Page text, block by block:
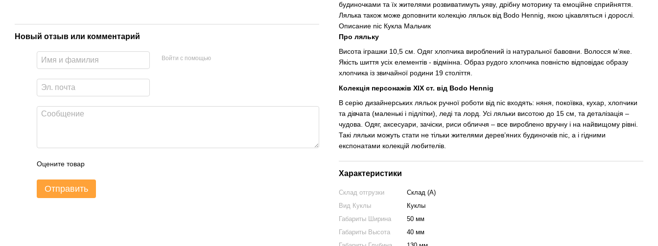
Новый отзыв или комментарий
Войти с помощью
Оцените товар
Отправить
будиночками та їх жителями розвиватимуть уяву, дрібну моторику та емоційне сприйняття.
Лялька також може доповнити колекцію ляльок від Bodo Hennig, якою цікавляться і дорослі.
Описание nic Кукла Мальчик
Про ляльку
Висота іграшки 10,5 см. Одяг хлопчика вироблений із натуральної бавовни. Волосся м’яке.
Якість шиття усіх елементів - відмінна. Образ рудого хлопчика повністю відповідає образу
хлопчика із звичайної родини 19 століття.
Колекція персонажів XIX ст. від Bodo Hennig
В серію дизайнерських ляльок ручної роботи від nic входять: няня, покоївка, кухар, хлопчики
та дівчата (маленькі і підлітки), леді та лорд. Усі ляльки висотою до 15 см, та деталізація –
чудова. Одяг, аксесуари, зачіски, риси обличчя – все вироблено вручну і на найвищому рівні.
Такі ляльки можуть стати не тільки жителями дерев’яних будиночків nic, а і гідними
експонатами колекцій любителів.
Характеристики
Склад отгрузки
Склад (А)
Вид Куклы
Куклы
Габариты Ширина
50 мм
Габариты Высота
40 мм